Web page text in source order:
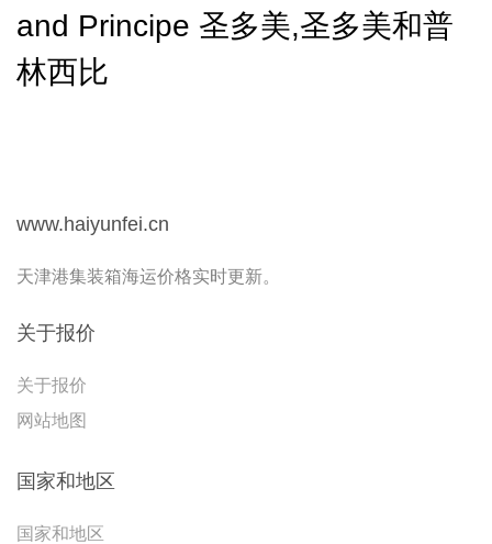
and Principe 圣多美,圣多美和普
林西比
www.haiyunfei.cn
天津港集装箱海运价格实时更新。
关于报价
关于报价
网站地图
国家和地区
国家和地区